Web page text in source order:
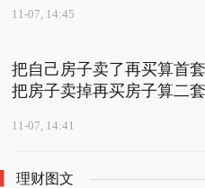
11-07, 14:45
把自己房子卖了再买算首
把房子卖掉再买房子算二
11-07, 14:41
理财图文